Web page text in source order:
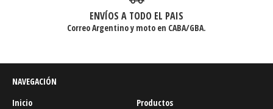
ENVÍOS A TODO EL PAIS
Correo Argentino y moto en CABA/GBA.
NAVEGACIÓN
Inicio
Productos